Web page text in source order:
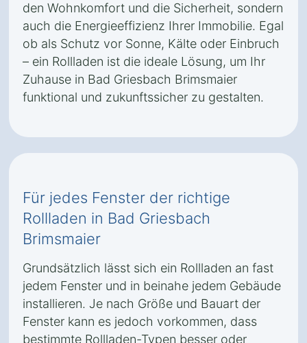
den Wohnkomfort und die Sicherheit, sondern
auch die Energieeffizienz Ihrer Immobilie. Egal
ob als Schutz vor Sonne, Kälte oder Einbruch
– ein Rollladen ist die ideale Lösung, um Ihr
Zuhause in Bad Griesbach Brimsmaier
funktional und zukunftssicher zu gestalten.
Für jedes Fenster der richtige
Rollladen in Bad Griesbach
Brimsmaier
Grundsätzlich lässt sich ein Rollladen an fast
jedem Fenster und in beinahe jedem Gebäude
installieren. Je nach Größe und Bauart der
Fenster kann es jedoch vorkommen, dass
bestimmte Rollladen-Typen besser oder